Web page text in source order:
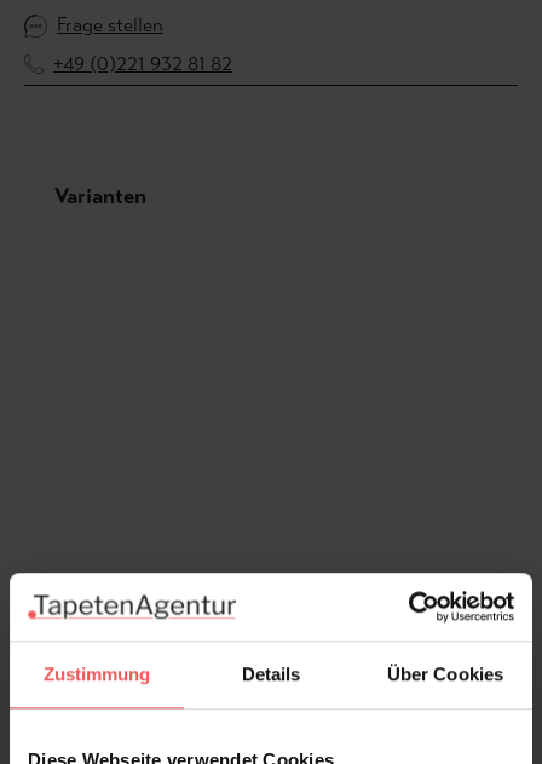
Zustimmung Details Über Cookies
Diese Webseite verwendet Cookies
Frage stellen
+49 (0)221 932 81 82
Produktgalerie überspringen
Varianten